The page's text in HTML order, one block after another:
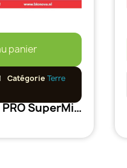
panier
Catégorie Terre
Schéma culture PRO SuperMix BioNova